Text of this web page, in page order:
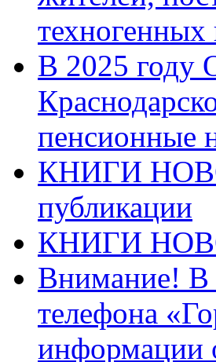
техногенных
В 2025 году
пенсионные
КНИГИ
публикации
КНИГИ
Внимание! В
телефона
информации